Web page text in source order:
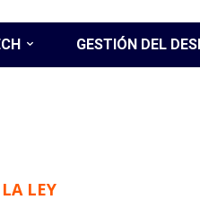
GESTIÓN DEL
LEY